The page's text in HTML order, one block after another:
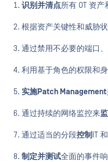
识别并清点所有 OT 资产
根据资产关键性和威胁
通过禁用不必要的端口
利用基于角色的权限和
实施Patch Management
通过持续的网络监控来
通过适当的分段控制 IT
制定并测试全面的事件响